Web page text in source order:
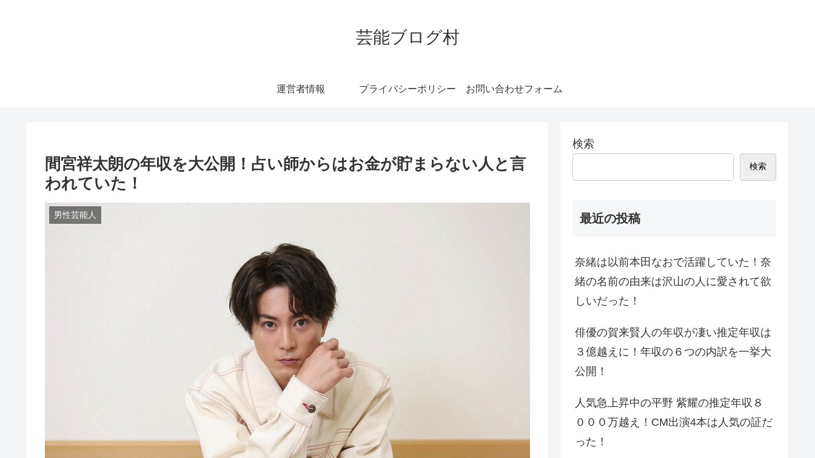
芸能ブログ村
運営者情報 プライバシーポリシー お問い合わせフォーム
間宮祥太朗の年収を大公開！占い師からはお金が貯まらない人と言
われていた！
男性芸能人
検索
検索
最近の投稿
奈緒は以前本田なおで活躍していた！奈
緒の名前の由来は沢山の人に愛されて欲
しいだった！
俳優の賀来賢人の年収が凄い推定年収は
３億越えに！年収の６つの内訳を一挙大
公開！
人気急上昇中の平野 紫耀の推定年収８
０００万越え！CM出演4本は人気の証だ
った！